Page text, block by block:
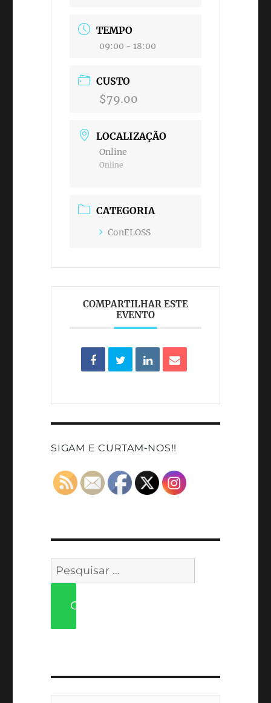
TEMPO
09:00 - 18:00
CUSTO
$79.00
LOCALIZAÇÃO
Online
Online
CATEGORIA
ConFLOSS
COMPARTILHAR ESTE
EVENTO
SIGAM E CURTAM-NOS!!
Pesquisar
por: